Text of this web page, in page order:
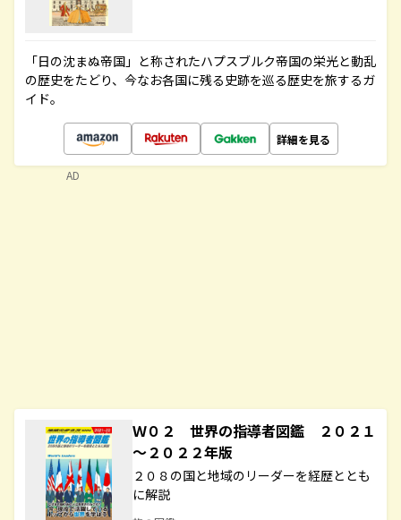
「日の沈まぬ帝国」と称されたハプスブルク帝国の栄光と動乱
の歴史をたどり、今なお各国に残る史跡を巡る歴史を旅するガ
イド。
詳細を見る
Ｗ０２ 世界の指導者図鑑 ２０２１
～２０２２年版
２０８の国と地域のリーダーを経歴ととも
に解説
AD